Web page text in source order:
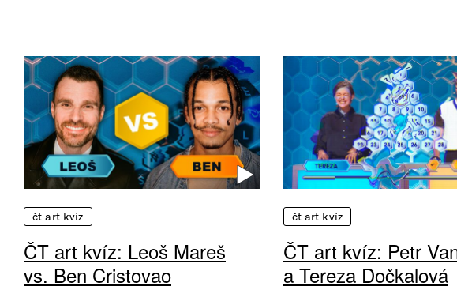
čt art kvíz
ČT art kvíz: Leoš Mareš
vs. Ben Cristovao
čt art kvíz
ČT art kvíz: Petr
a Tereza Dočkalová